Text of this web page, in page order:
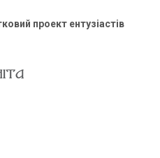
проект ентузіастів